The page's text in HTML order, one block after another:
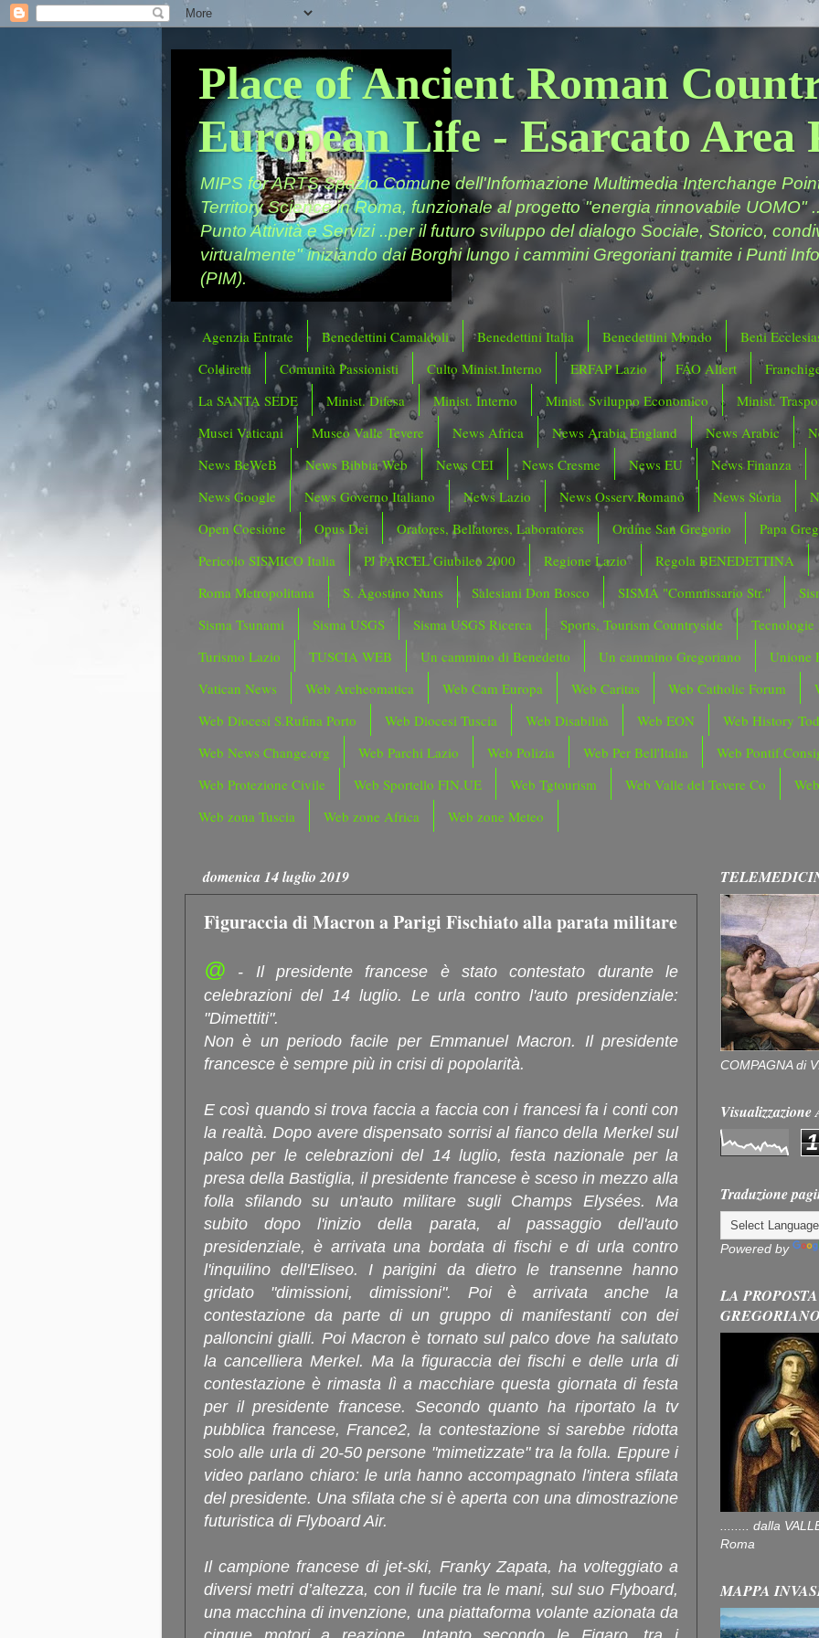
Place of Ancient Roman
European Life - Esarcato Area
MIPS for ARTS Spazio Comune dell'Informazione Multimedia Interchange
Territory Science in Roma, funzionale al progetto "energia rinnovabile UOMO"
Punto Attività e Servizi ..per il futuro sviluppo del dialogo Sociale, Storico,
virtualmente" iniziando dai Borghi lungo i cammini Gregoriani tramite i Punti
(PIM).
Agenzia Entrate Benedettini Camaldoli Benedettini Italia Benedettini Mondo
Beni
Coldiretti
Comunità Passionisti Culto Minist.Interno ERFAP Lazio FAO Allert
La SANTA SEDE
Minist. Difesa Minist. Interno Minist. Sviluppo Economico
Minist.
Musei Vaticani
Museo Valle Tevere News Africa News Arabia England News Arabic
News BeWeB
News Bibbia Web News CEI News Cresme News EU
News Finanza
News Google
News Governo Italiano News Lazio News Osserv.Romano News Storia
Open Coesione
Opus Dei Oratores, Bellatores, Laboratores Ordine San Gregorio
Papa
Pericolo SISMICO Italia
PJ PARCEL Giubileo 2000 Regione Lazio
Regola BENEDETTINA
Roma Metropolitana
S. Agostino Nuns Salesiani Don Bosco SISMA "Commissario Str."
Sisma Tsunami
Sisma USGS Sisma USGS Ricerca Sports, Tourism Countryside
Tecnologie
Turismo Lazio
TUSCIA WEB Un cammino di Benedetto Un cammino Gregoriano
Unione
Vatican News
Web Archeomatica Web Cam Europa Web Caritas Web Catholic Forum
Web Diocesi S.Rufina Porto
Web Diocesi Tuscia Web Disabilità Web EON
Web History
Web News Change.org
Web Parchi Lazio Web Polizia Web Per Bell'Italia
Web
Web Protezione Civile
Web Sportello FIN.UE Web Tgtourism Web Valle del Tevere Co
Web zona Tuscia
Web zone Africa Web zone Meteo
domenica 14 luglio 2019
Figuraccia di Macron a Parigi Fischiato alla parata militare
@ - Il presidente francese è stato contestato durante le
celebrazioni del 14 luglio. Le urla contro l'auto presidenziale:
"Dimettiti".
Non è un periodo facile per Emmanuel Macron. Il presidente
francesce è sempre più in crisi di popolarità.
E così quando si trova faccia a faccia con i francesi fa i conti con
la realtà. Dopo avere dispensato sorrisi al fianco della Merkel sul
palco per le celebrazioni del 14 luglio, festa nazionale per la
presa della Bastiglia, il presidente francese è sceso in mezzo alla
folla sfilando su un'auto militare sugli Champs Elysées. Ma
subito dopo l'inizio della parata, al passaggio dell'auto
presidenziale, è arrivata una bordata di fischi e di urla contro
l'inquilino dell'Eliseo. I parigini da dietro le transenne hanno
gridato "dimissioni, dimissioni". Poi è arrivata anche la
contestazione da parte di un gruppo di manifestanti con dei
palloncini gialli. Poi Macron è tornato sul palco dove ha salutato
la cancelliera Merkel. Ma la figuraccia dei fischi e delle urla di
contestazione è rimasta lì a macchiare questa giornata di festa
per il presidente francese. Secondo quanto ha riportato la tv
pubblica francese, France2, la contestazione si sarebbe ridotta
solo alle urla di 20-50 persone "mimetizzate" tra la folla. Eppure i
video parlano chiaro: le urla hanno accompagnato l'intera sfilata
del presidente. Una sfilata che si è aperta con una dimostrazione
futuristica di Flyboard Air.
Il campione francese di jet-ski, Franky Zapata, ha volteggiato a
diversi metri d’altezza, con il fucile tra le mani, sul suo Flyboard,
una macchina di invenzione, una piattaforma volante azionata da
COMPAGNA di
1
Traduzione
Powered by
LA
........ dalla
Roma
MAPPA